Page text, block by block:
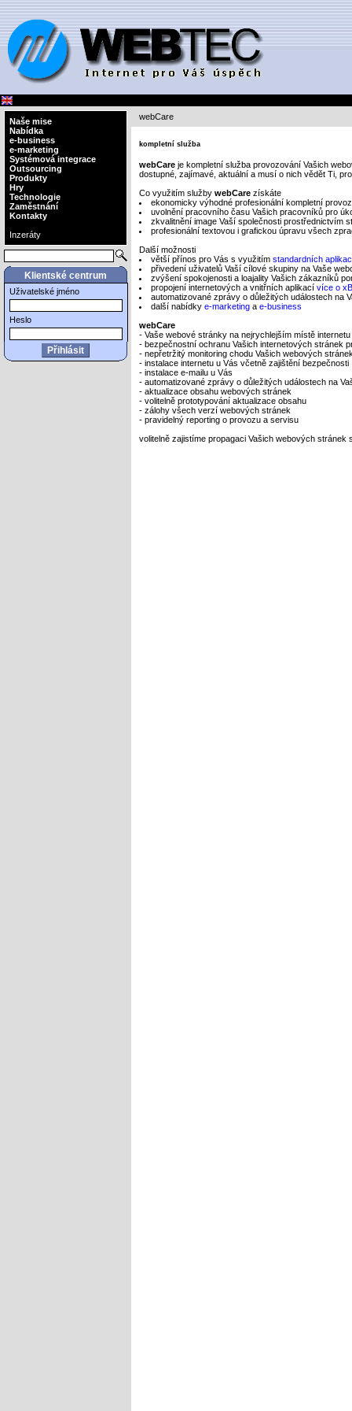
Naše mise
Nabídka
e-business
e-marketing
Systémová integrace
Outsourcing
Produkty
Hry
Technologie
Zaměstnání
Kontakty
Inzeráty
Klientské centrum
Uživatelské jméno
Heslo
webCare
kompletní služba
webCare je kompletní služba provozování Vašich
dostupné, zajímavé, aktuální a musí o nich vědět Ti,
Co využitím služby webCare získáte
ekonomicky výhodné profesionální kompletní
uvolnění pracovního času Vašich pracovníků pro
zkvalitnění image Vaší společnosti prostřednictvím
profesionální textovou i grafickou úpravu všech
Další možnosti
větší přínos pro Vás s využitím standardních
přivedení uživatelů Vaší cílové skupiny na Vaše
zvýšení spokojenosti a loajality Vašich zákazníků
propojení internetových a vnitřních aplikací více o
automatizované zprávy o důležitých událostech na
další nabídky e-marketing a e-business
webCare
- Vaše webové stránky na nejrychlejším místě
- bezpečnostní ochranu Vašich internetových stránek
- nepřetržitý monitoring chodu Vašich webových
- instalace internetu u Vás včetně zajištění bezpečnosti
- instalace e-mailu u Vás
- automatizované zprávy o důležitých událostech na
- aktualizace obsahu webových stránek
- volitelně prototypování aktualizace obsahu
- zálohy všech verzí webových stránek
- pravidelný reporting o provozu a servisu
volitelně zajistíme propagaci Vašich webových stránek